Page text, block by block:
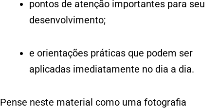
pontos de atenção importantes para seu
desenvolvimento;
e orientações práticas que podem ser
aplicadas imediatamente no dia a dia.
Pense neste material como uma fotografia